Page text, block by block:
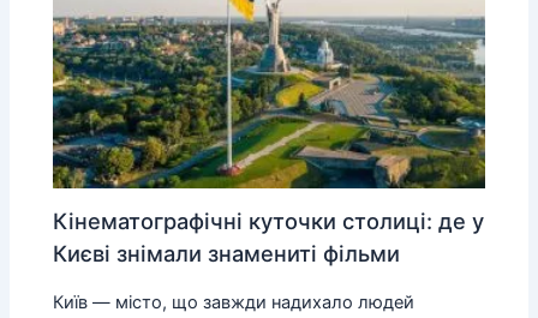
Кінематографічні куточки столиці: де у
Києві знімали знамениті фільми
Київ — місто, що завжди надихало людей